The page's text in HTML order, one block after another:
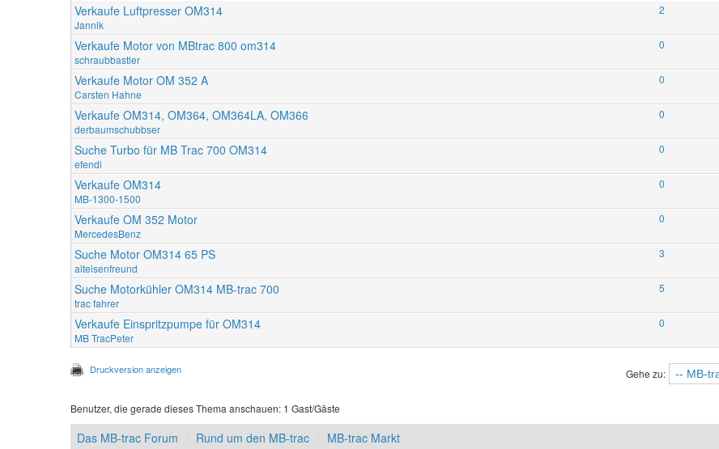
Verkaufe Luftpresser OM314
Jannik
2
Verkaufe Motor von MBtrac 800 om314
schraubbastler
0
Verkaufe Motor OM 352 A
Carsten Hahne
0
Verkaufe OM314, OM364, OM364LA, OM366
derbaumschubbser
0
Suche Turbo für MB Trac 700 OM314
efendi
0
Verkaufe OM314
MB-1300-1500
0
Verkaufe OM 352 Motor
MercedesBenz
0
Suche Motor OM314 65 PS
alteisenfreund
3
Suche Motorkühler OM314 MB-trac 700
trac fahrer
5
Verkaufe Einspritzpumpe für OM314
MB TracPeter
0
Druckversion anzeigen Gehe zu:
Benutzer, die gerade dieses Thema anschauen: 1 Gast/Gäste
Das MB-trac Forum Rund um den MB-trac MB-trac Markt